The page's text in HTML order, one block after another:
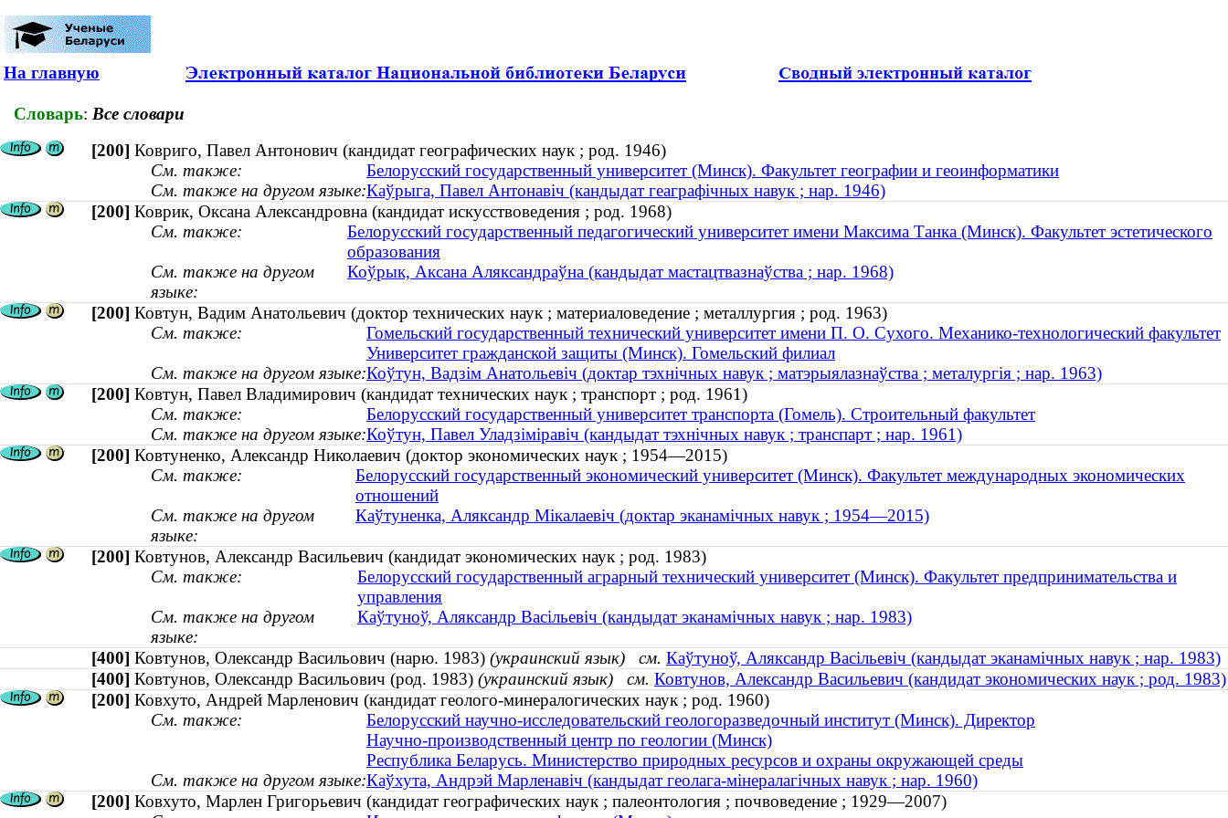
На главную
Словарь: Все словари
[200] Ковриго, Павел Антонович (кандидат географических наук ; род. 1946)
См. также:
Белорусский государственный университет (Минск). Факультет географии и геоинформатики
См. также на другом языке:Каўрыга, Павел Антонавіч (кандыдат геаграфічных навук ; нар. 1946)
[200] Коврик, Оксана Александровна (кандидат искусствоведения ; род. 1968)
См. также:
Белорусский государственный педагогический университет имени Максима Танка (Минск). Факультет эстетического
образования
См. также на другом
языке:
Коўрык, Аксана Аляксандраўна (кандыдат мастацтвазнаўства ; нар. 1968)
[200] Ковтун, Вадим Анатольевич (доктор технических наук ; материаловедение ; металлургия ; род. 1963)
См. также:
Гомельский государственный технический университет имени П. О. Сухого. Механико-технологический факультет
Университет гражданской защиты (Минск). Гомельский филиал
См. также на другом языке:Коўтун, Вадзім Анатольевіч (доктар тэхнічных навук ; матэрыялазнаўства ; металургія ; нар. 1963)
[200] Ковтун, Павел Владимирович (кандидат технических наук ; транспорт ; род. 1961)
См. также:
Белорусский государственный университет транспорта (Гомель). Строительный факультет
См. также на другом языке:Коўтун, Павел Уладзіміравіч (кандыдат тэхнічных навук ; транспарт ; нар. 1961)
[200] Ковтуненко, Александр Николаевич (доктор экономических наук ; 1954—2015)
См. также:
Белорусский государственный экономический университет (Минск). Факультет международных экономических
отношений
См. также на другом
языке:
Каўтуненка, Аляксандр Мікалаевіч (доктар эканамічных навук ; 1954—2015)
[200] Ковтунов, Александр Васильевич (кандидат экономических наук ; род. 1983)
См. также:
Белорусский государственный аграрный технический университет (Минск). Факультет предпринимательства и
управления
См. также на другом
языке:
Каўтуноў, Аляксандр Васільевіч (кандыдат эканамічных навук ; нар. 1983)
[400] Ковтунов, Олександр Васильович (нарю. 1983) (украинский язык) см. Каўтуноў, Аляксандр Васільевіч (кандыдат эканамічных навук ; нар. 1983)
[400] Ковтунов, Олександр Васильович (род. 1983) (украинский язык) см. Ковтунов, Александр Васильевич (кандидат экономических наук ; род. 1983)
[200] Ковхуто, Андрей Марленович (кандидат геолого-минералогических наук ; род. 1960)
См. также:
Белорусский научно-исследовательский геологоразведочный институт (Минск). Директор
Научно-производственный центр по геологии (Минск)
Республика Беларусь. Министерство природных ресурсов и охраны окружающей среды
См. также на другом языке:Каўхута, Андрэй Марленавіч (кандыдат геолага-мінералагічных навук ; нар. 1960)
[200] Ковхуто, Марлен Григорьевич (кандидат географических наук ; палеонтология ; почвоведение ; 1929—2007)